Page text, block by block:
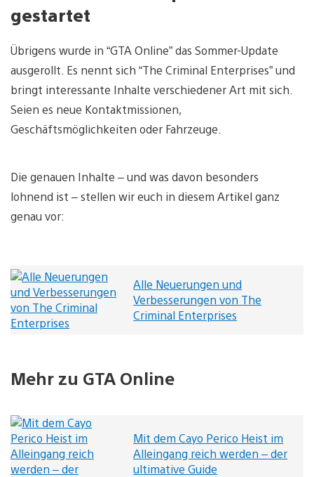
gestartet
Übrigens wurde in “GTA Online” das Sommer-Update
ausgerollt. Es nennt sich “The Criminal Enterprises” und
bringt interessante Inhalte verschiedener Art mit sich.
Seien es neue Kontaktmissionen,
Geschäftsmöglichkeiten oder Fahrzeuge.
Die genauen Inhalte – und was davon besonders
lohnend ist – stellen wir euch in diesem Artikel ganz
genau vor:
Alle Neuerungen und
Verbesserungen von The
Criminal Enterprises
Mehr zu GTA Online
Mit dem Cayo Perico Heist im
Alleingang reich werden – der
ultimative Guide